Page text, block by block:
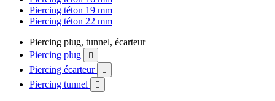
Piercing téton 19 mm
Piercing téton 22 mm
Piercing plug, tunnel, écarteur
Piercing plug

Piercing écarteur 
Piercing tunnel 